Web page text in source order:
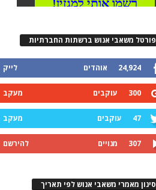
פורטל משאבי אנוש ברשתות החברתיות
24,924 אוהדים לייק
300 עוקבים מעקב
47 עוקבים מעקב
307 מנויים להירשם
סינון מאמרי משאבי אנוש לפי תאריך